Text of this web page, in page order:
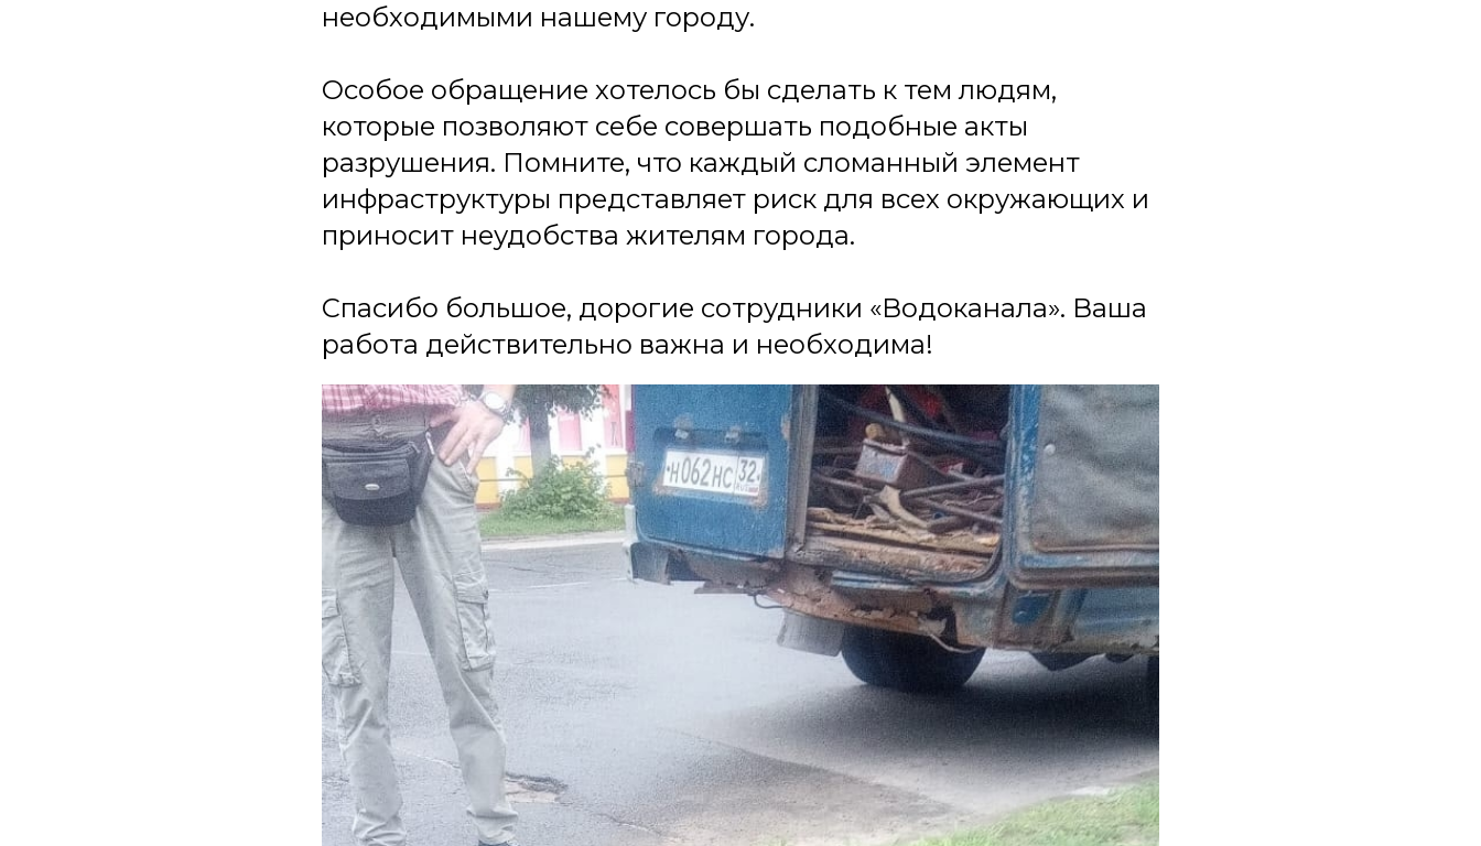
необходимыми нашему городу.
Особое обращение хотелось бы сделать к тем людям,
которые позволяют себе совершать подобные акты
разрушения. Помните, что каждый сломанный элемент
инфраструктуры представляет риск для всех окружающих и
приносит неудобства жителям города.
Спасибо большое, дорогие сотрудники «Водоканала». Ваша
работа действительно важна и необходима!